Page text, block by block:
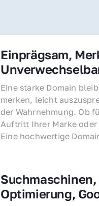
Einprägsam,
Eine starke Domain
merken, leicht
der Wahrnehmung. Ob
Auftritt Ihrer Marke
Eine hochwertige
Suchmaschinen,
Optimierung,